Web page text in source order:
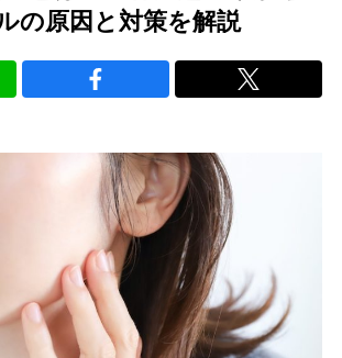
の原因と対策を解説